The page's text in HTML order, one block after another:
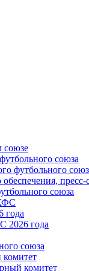
союзе
союза
футбольного
пресс-
союза
года
2026 года
союза
комитет
комитет